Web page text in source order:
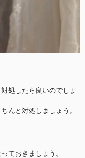
処したら良いのでしょ
んと対処しましょう。
ておきましょう。